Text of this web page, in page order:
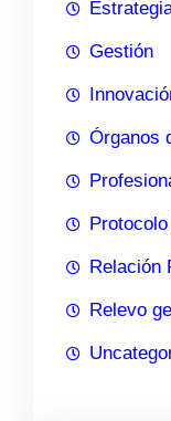
Gestión
Órganos
Relación
Relevo